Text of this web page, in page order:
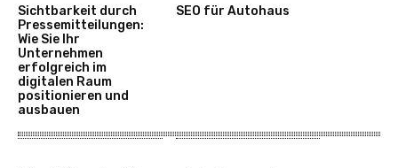
Sichtbarkeit durch
Pressemitteilungen:
Wie Sie Ihr
Unternehmen
erfolgreich im
digitalen Raum
positionieren und
ausbauen
SEO für Autohaus